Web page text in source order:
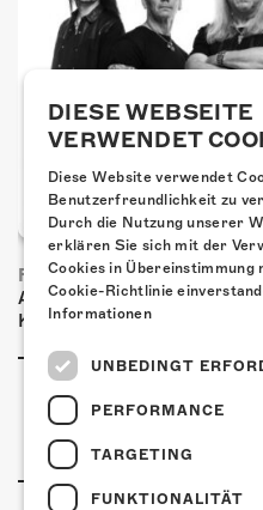
FRISCH BESTÄTIGT:
Am Sonntag, 15. November
Kulturfabrik Kofmehl!
DIESE WEBSEITE
VERWENDET
Diese Website verwendet
Benutzerfreundlichkeit zu
Durch die Nutzung unserer
erklären Sie sich mit der
Cookies in Übereinstimmung
Cookie-Richtlinie
Informationen
UNBEDINGT
PERFORMANCE
TARGETING
FUNKTIONALITÄT